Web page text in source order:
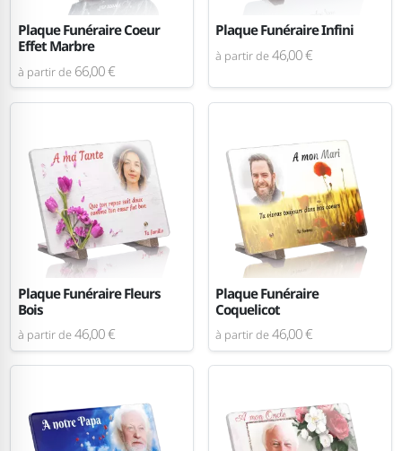
Plaque Funéraire Coeur
Effet Marbre
à partir de 66,00 €
Plaque Funéraire Infini
à partir de46,00 €
Plaque Funéraire Fleurs
Bois
à partir de46,00 €
Plaque Funéraire
Coquelicot
à partir de46,00 €